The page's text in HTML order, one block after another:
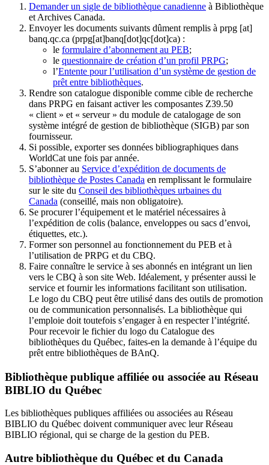
Demander un sigle de bibliothèque canadienne à Bibliothèque
et Archives Canada.
Envoyer les documents suivants dûment remplis à prpg [at]
banq.qc.ca (prpg[at]banq[dot]qc[dot]ca) :
le formulaire d’abonnement au PEB;
le questionnaire de création d’un profil PRPG;
l’Entente pour l’utilisation d’un système de gestion de
prêt entre bibliothèques.
Rendre son catalogue disponible comme cible de recherche
dans PRPG en faisant activer les composantes Z39.50
« client » et « serveur » du module de catalogage de son
système intégré de gestion de bibliothèque (SIGB) par son
fournisseur.
Si possible, exporter ses données bibliographiques dans
WorldCat une fois par année.
S’abonner au Service d’expédition de documents de
bibliothèque de Postes Canada en remplissant le formulaire
sur le site du Conseil des bibliothèques urbaines du
Canada (conseillé, mais non obligatoire).
Se procurer l’équipement et le matériel nécessaires à
l’expédition de colis (balance, enveloppes ou sacs d’envoi,
étiquettes, etc.).
Former son personnel au fonctionnement du PEB et à
l’utilisation de PRPG et du CBQ.
Faire connaître le service à ses abonnés en intégrant un lien
vers le CBQ à son site Web. Idéalement, y présenter aussi le
service et fournir les informations facilitant son utilisation.
Le logo du CBQ peut être utilisé dans des outils de promotion
ou de communication personnalisés. La bibliothèque qui
l’emploie doit toutefois s’engager à en respecter l’intégrité.
Pour recevoir le fichier du logo du Catalogue des
bibliothèques du Québec, faites-en la demande à l’équipe du
prêt entre bibliothèques de BAnQ.
Bibliothèque publique affiliée ou associée au Réseau
BIBLIO du Québec
Les bibliothèques publiques affiliées ou associées au Réseau
BIBLIO du Québec doivent communiquer avec leur Réseau
BIBLIO régional, qui se charge de la gestion du PEB.
Autre bibliothèque du Québec et du Canada